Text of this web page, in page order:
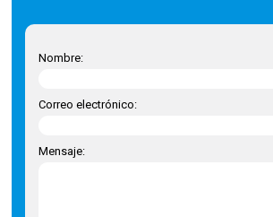
Nombre:
Correo electrónico:
Mensaje: